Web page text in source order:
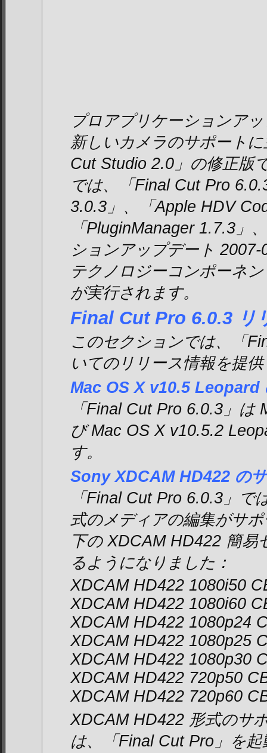
プロアプリケーションア
新しいカメラのサポート
Cut Studio 2.0」の修正版
では、「Final Cut Pro
3.0.3」、「Apple HDV
「PluginManager 1.7.3」
ションアップデート
テクノロジーコンポーネ
が実行されます。
Final Cut Pro 6.0.3 リ
このセクションでは、「
いてのリリース情報を提
Mac OS X v10.5 Leopard
「Final Cut Pro 6.0.3」は
び Mac OS X v10.5.2
す。
Sony XDCAM HD422 の
「Final Cut Pro 6.0.3」で
式のメディアの編集がサ
下の XDCAM HD422 簡易
るようになりました：
XDCAM HD422 1080i50
XDCAM HD422 1080i60
XDCAM HD422 1080p24
XDCAM HD422 1080p25
XDCAM HD422 1080p30
XDCAM HD422 720p50
XDCAM HD422 720p60
XDCAM HD422 形式のサ
は、「Final Cut Pro」を